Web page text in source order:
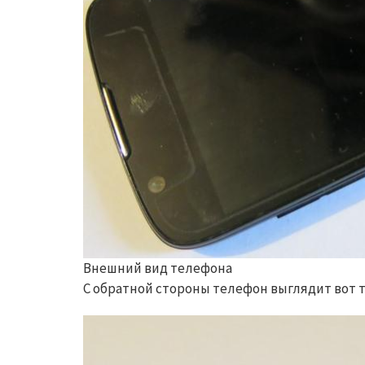
Внешний вид телефона
С обратной стороны телефон выглядит вот